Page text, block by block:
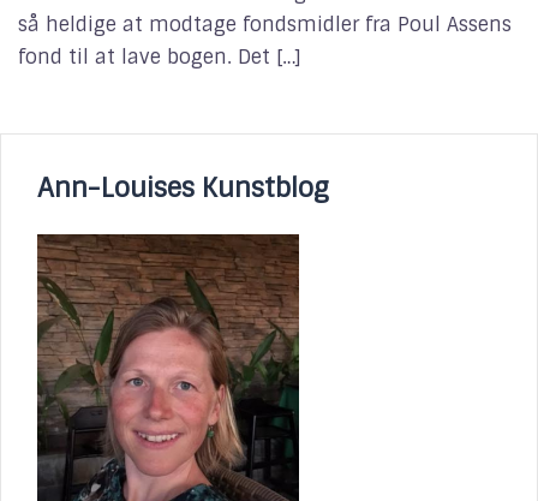
så heldige at modtage fondsmidler fra Poul Assens
fond til at lave bogen. Det […]
Ann-Louises Kunstblog